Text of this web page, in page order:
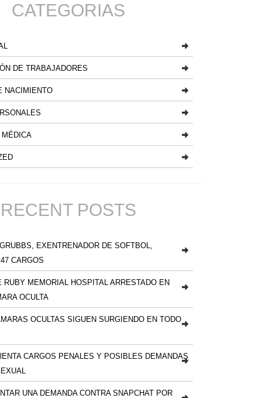
CATEGORIAS
DE TRABAJADORES
NACIMIENTO
MÉDICA
RECENT POSTS
EXENTRENADOR DE SOFTBOL,
CARGOS
RUBY MEMORIAL HOSPITAL ARRESTADO EN
OCULTA
OCULTAS SIGUEN SURGIENDO EN TODO
CARGOS PENALES Y POSIBLES DEMANDAS
UNA DEMANDA CONTRA SNAPCHAT POR